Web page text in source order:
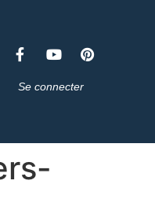
Se connecter